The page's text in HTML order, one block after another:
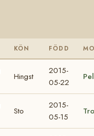
KÖN FÖDD
Hingst
2015-
05-22
Sto
2015-
05-15